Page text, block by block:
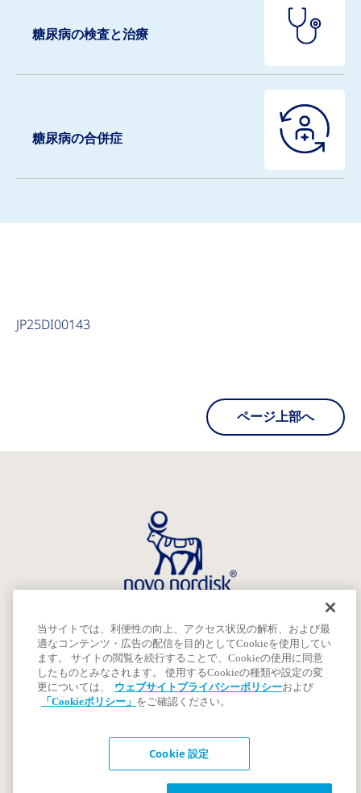
糖尿病の検査と治療
糖尿病の合併症
JP25DI00143
ページ上部へ
ご利用条件
著作権
プライバシーポリシー
ノボ ノルディスク ファーマについて
当サイトでは、利便性の向上、アクセス状況の解析、および最
適なコンテンツ・広告の配信を目的としてCookieを使用してい
ます。 サイトの閲覧を続行することで、Cookieの使用に同意
したものとみなされます。 使用するCookieの種類や設定の変
更については、
ウェブサイトプライバシーポリシーおよび
「Cookieポリシー」 をご確認ください。
Cookie 設定